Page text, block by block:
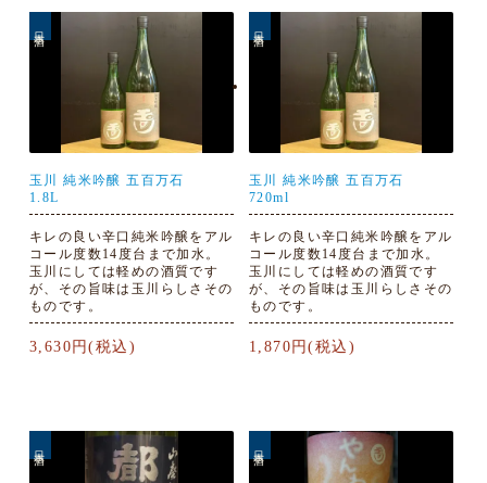
玉川 純米吟醸 五百万石
1.8L
キレの良い辛口純米吟醸をアル
コール度数14度台まで加水。
玉川にしては軽めの酒質です
が、その旨味は玉川らしさその
ものです。
3,630円(税込)
玉川 純米吟醸 五百万石
720ml
キレの良い辛口純米吟醸をアル
コール度数14度台まで加水。
玉川にしては軽めの酒質です
が、その旨味は玉川らしさその
ものです。
1,870円(税込)